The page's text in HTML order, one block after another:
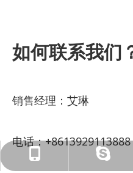
如何联系我们
销售经理：艾琳
电话：+8613929113888